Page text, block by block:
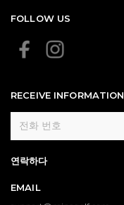
FOLLOW US
RECEIVE INFORMATION
연락하다
EMAIL